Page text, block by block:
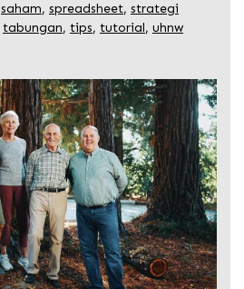
saham, spreadsheet, strategi
tabungan, tips, tutorial, uhnw